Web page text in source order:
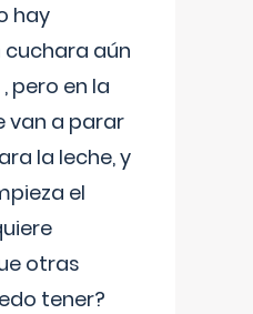
hay
aún
pero en la
van a parar
la leche, y
el
otras
tener?